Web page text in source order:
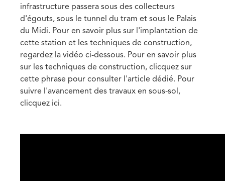
infrastructure passera sous des collecteurs
d'égouts, sous le tunnel du tram et sous le Palais
du Midi. Pour en savoir plus sur l'implantation de
cette station et les techniques de construction,
regardez la vidéo ci-dessous. Pour en savoir plus
sur les techniques de construction, clicquez sur
cette phrase pour consulter l'article dédié. Pour
suivre l'avancement des travaux en sous-sol,
clicquez ici.